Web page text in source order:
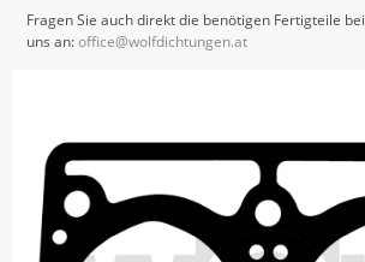
Fragen Sie auch direkt die benötigen Fertigteile bei
uns an:office@wolfdichtungen.at